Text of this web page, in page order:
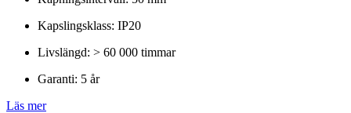
Kapslingsklass: IP20
Livslängd: > 60 000 timmar
Garanti: 5 år
Läs mer